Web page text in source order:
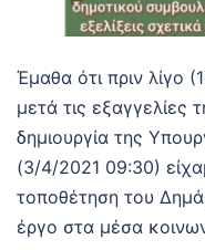
Έμαθα ότι πριν λίγο
μετά τις εξαγγελίες
δημιουργία της
(3/4/2021 09:30)
τοποθέτηση του
έργο στα μέσα